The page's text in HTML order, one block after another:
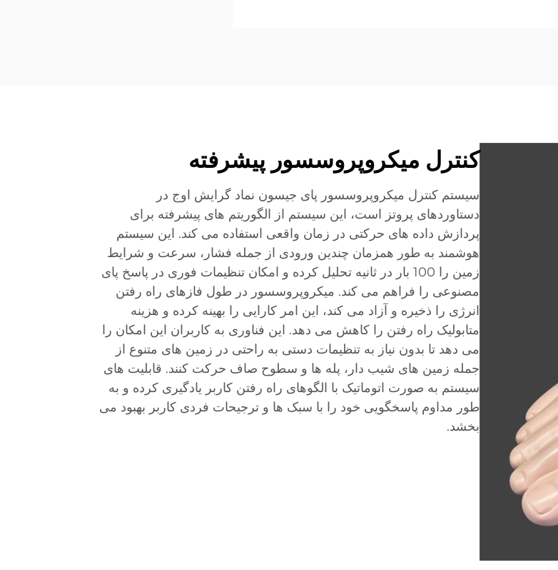
کنترل میکروپروسسور پیشرفته
سیستم کنترل میکروپروسسور پای جیسون نماد گرایش اوج در
دستاوردهای پروتز است، این سیستم از الگوریتم های پیشرفته برای
پردازش داده های حرکتی در زمان واقعی استفاده می کند. این سیستم
هوشمند به طور همزمان چندین ورودی از جمله فشار، سرعت و شرایط
زمین را 100 بار در ثانیه تحلیل کرده و امکان تنظیمات فوری در پاسخ پای
مصنوعی را فراهم می کند. میکروپروسسور در طول فازهای راه رفتن
انرژی را ذخیره و آزاد می کند، این امر کارایی را بهینه کرده و هزینه
متابولیک راه رفتن را کاهش می دهد. این فناوری به کاربران این امکان را
می دهد تا بدون نیاز به تنظیمات دستی به راحتی در زمین های متنوع از
جمله زمین های شیب دار، پله ها و سطوح صاف حرکت کنند. قابلیت های
سیستم به صورت اتوماتیک با الگوهای راه رفتن کاربر یادگیری کرده و به
طور مداوم پاسخگویی خود را با سبک ها و ترجیحات فردی کاربر بهبود می
بخشد.